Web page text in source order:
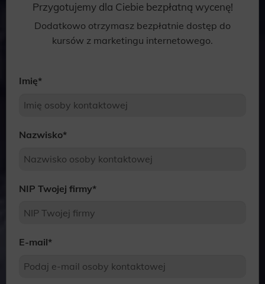
Przygotujemy dla Ciebie bezpłatną wycenę!
Dodatkowo otrzymasz bezpłatnie dostęp do
kursów z marketingu internetowego.
Imię*
Nazwisko*
NIP Twojej firmy*
E-mail*